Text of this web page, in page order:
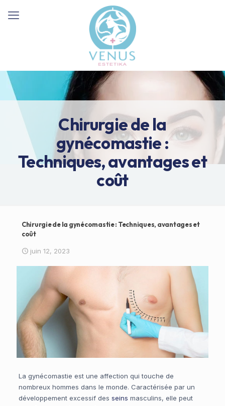
Chirurgie de la
gynécomastie :
Techniques, avantages et
coût
Chirurgie de la gynécomastie : Techniques, avantages et
coût
juin 12, 2023
La gynécomastie est une affection qui touche de
nombreux hommes dans le monde. Caractérisée par un
développement excessif des seins masculins, elle peut